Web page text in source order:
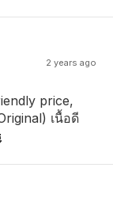
2 years ago
price,
เนื้อดี